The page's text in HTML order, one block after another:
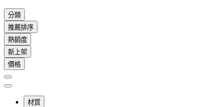
分類
推薦排序
熱銷度
新上架
價格
材質